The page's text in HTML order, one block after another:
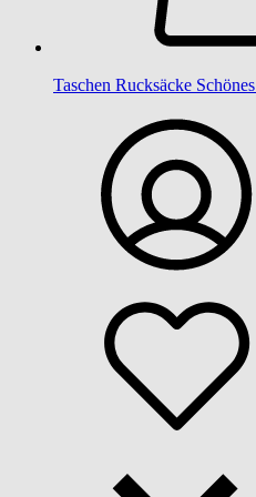
Taschen Rucksäcke Schönes